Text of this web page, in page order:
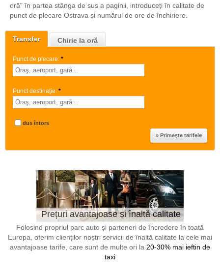
Transfer Chirie la oră
Punct de plecare: *
Punct destinaţie: *
dus întors
Prețuri avantajoase și înaltă calitate
Folosind propriul parc auto și parteneri de încredere în toată
Europa, oferim clienților noștri servicii de înaltă calitate la cele mai
avantajoase tarife, care sunt de multe ori la 20-30% mai ieftin de
taxi
oră" în partea stânga de sus a paginii, introduceți în calitate de
punct de plecare Ostrava și numărul de ore de închiriere.